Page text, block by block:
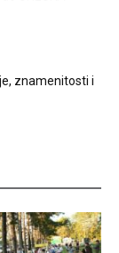
znamenitosti i